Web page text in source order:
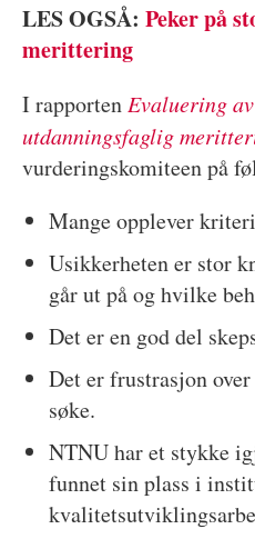
LES OGSÅ: Peker på
merittering
I rapporten Evaluering
utdanningsfaglig
vurderingskomiteen på
Mange opplever
Usikkerheten er stor
går ut på og hvilke
Det er en god del
Det er frustrasjon
søke.
NTNU har et stykke
funnet sin plass i